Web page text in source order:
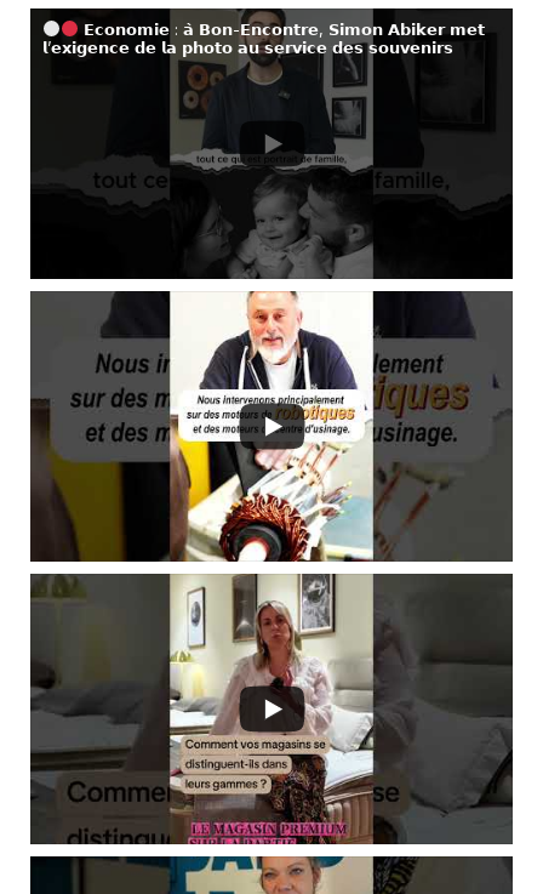
𝗘𝗰𝗼𝗻𝗼𝗺𝗶𝗲 : 𝗮̀ 𝗕𝗼𝗻-𝗘𝗻𝗰𝗼𝗻𝘁𝗿𝗲, 𝗦𝗶𝗺𝗼𝗻 𝗔𝗯𝗶𝗸𝗲𝗿 𝗺𝗲𝘁
𝗹’𝗲𝘅𝗶𝗴𝗲𝗻𝗰𝗲 𝗱𝗲 𝗹𝗮 𝗽𝗵𝗼𝘁𝗼 𝗮𝘂 𝘀𝗲𝗿𝘃𝗶𝗰𝗲 𝗱𝗲𝘀 𝘀𝗼𝘂𝘃𝗲𝗻𝗶𝗿𝘀